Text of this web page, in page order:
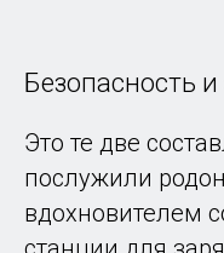
Безопасность и
Это те две
послужили
вдохновителем